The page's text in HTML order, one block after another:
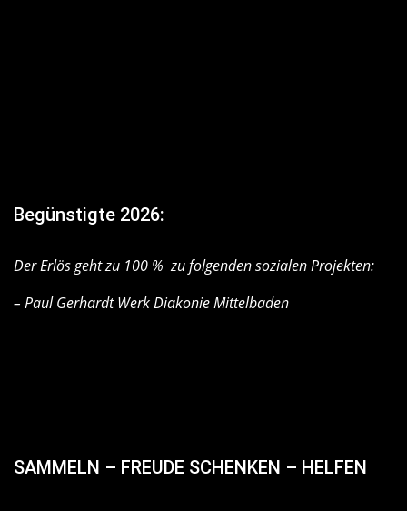
Begünstigte 2026:
Der Erlös geht zu 100 % zu folgenden sozialen Projekten:
– Paul Gerhardt Werk Diakonie Mittelbaden
SAMMELN – FREUDE SCHENKEN – HELFEN